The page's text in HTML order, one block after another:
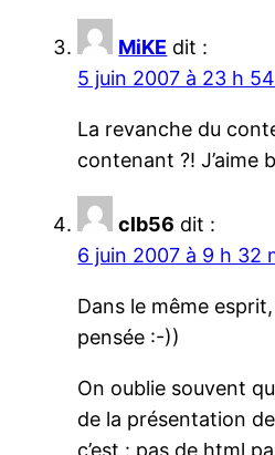
MiKE dit :
5 juin 2007 à 23 h
La revanche du
contenant ?! J’aime
clb56 dit :
6 juin 2007 à 9 h 32
Dans le même
pensée :-))
On oublie souvent
de la présentation
c’est : pas de html